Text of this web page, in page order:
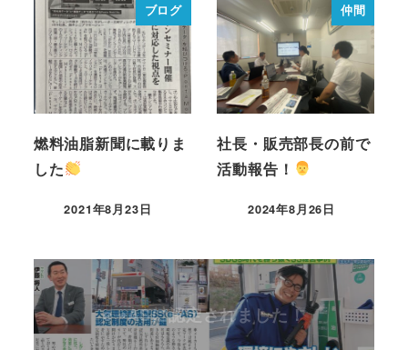
ブログ
燃料油脂新聞に載りま
した
2021年8月23日
仲間
社長・販売部長の前で
活動報告！
2024年8月26日
e➝ASに認定されました！